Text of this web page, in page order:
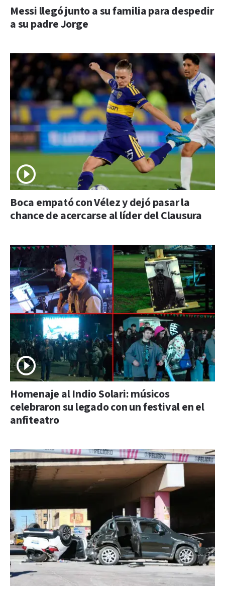
Messi llegó junto a su familia para despedir
a su padre Jorge
Boca empató con Vélez y dejó pasar la
chance de acercarse al líder del Clausura
Homenaje al Indio Solari: músicos
celebraron su legado con un festival en el
anfiteatro